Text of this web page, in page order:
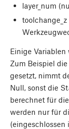
layer_num
Einige
Zum Beispiel die
gesetzt, nimmt
Null, sonst die
berechnet für
werden nur für
(eingeschlossen